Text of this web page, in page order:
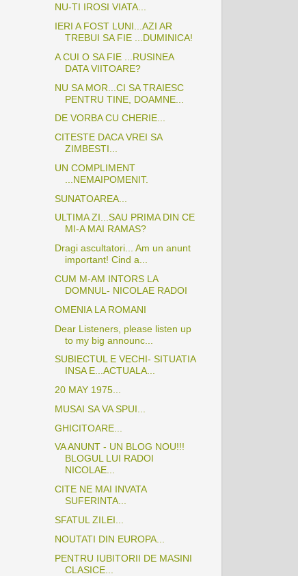
NU-TI IROSI VIATA...
IERI A FOST LUNI...AZI AR
TREBUI SA FIE ...DUMINICA!
A CUI O SA FIE ...RUSINEA
DATA VIITOARE?
NU SA MOR...CI SA TRAIESC
PENTRU TINE, DOAMNE...
DE VORBA CU CHERIE...
CITESTE DACA VREI SA
ZIMBESTI...
UN COMPLIMENT
...NEMAIPOMENIT.
SUNATOAREA...
ULTIMA ZI...SAU PRIMA DIN CE
MI-A MAI RAMAS?
Dragi ascultatori... Am un anunt
important! Cind a...
CUM M-AM INTORS LA
DOMNUL- NICOLAE RADOI
OMENIA LA ROMANI
Dear Listeners, please listen up
to my big announc...
SUBIECTUL E VECHI- SITUATIA
INSA E...ACTUALA...
20 MAY 1975...
MUSAI SA VA SPUI...
GHICITOARE...
VA ANUNT - UN BLOG NOU!!!
BLOGUL LUI RADOI
NICOLAE...
CITE NE MAI INVATA
SUFERINTA...
SFATUL ZILEI...
NOUTATI DIN EUROPA...
PENTRU IUBITORII DE MASINI
CLASICE...